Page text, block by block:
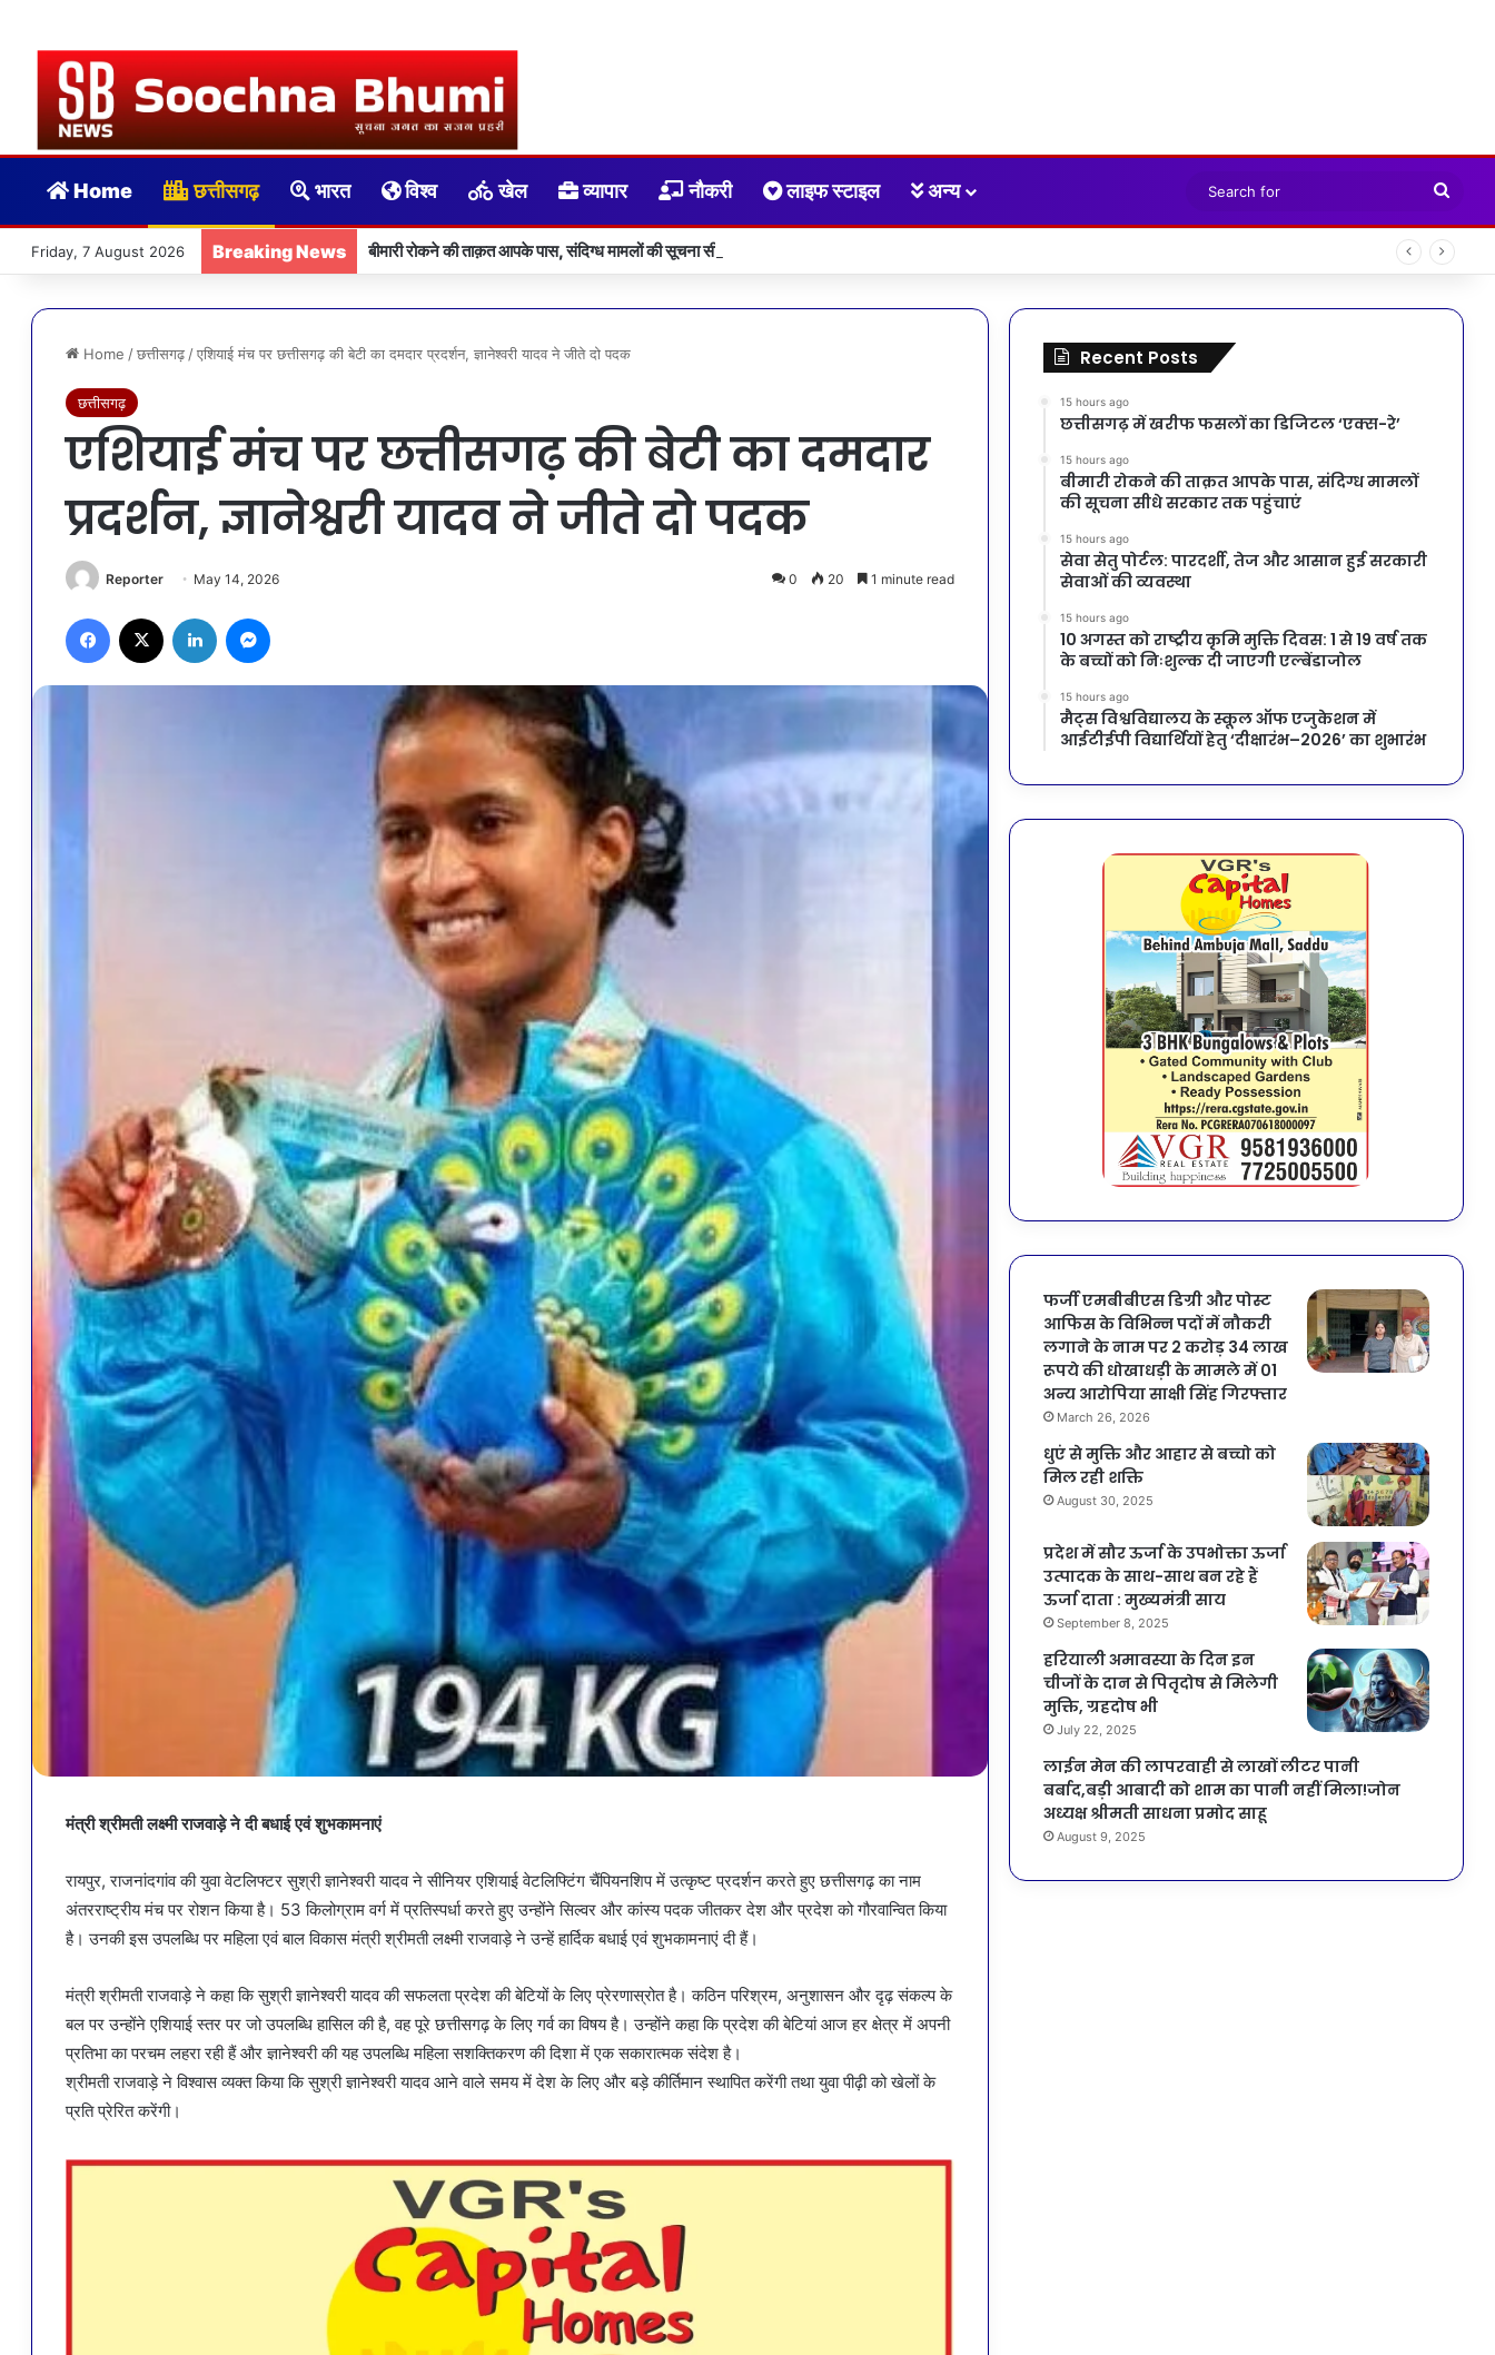
Home छत्तीसगढ़ भारत विश्व खेल व्यापार नौकरी लाइफ स्टाइल अन्य
for
Friday, 7 August 2026 Breaking News बीमारी रोकने की ताक़त आपके पास, संदिग्ध मामलों की सूचना सीधे सरकार तक पहुंचाएं
Home / छत्तीसगढ़ / एशियाई मंच पर छत्तीसगढ़ की बेटी का दमदार प्रदर्शन, ज्ञानेश्वरी यादव ने जीते दो पदक
छत्तीसगढ़
एशियाई मंच पर छत्तीसगढ़ की बेटी का दमदार
प्रदर्शन, ज्ञानेश्वरी यादव ने जीते दो पदक
Reporter May 14, 2026 0 20 1 minute read
Facebook LinkedIn
मंत्री श्रीमती लक्ष्मी राजवाड़े ने दी बधाई एवं शुभकामनाएं
रायपुर, राजनांदगांव की युवा वेटलिफ्टर सुश्री ज्ञानेश्वरी यादव ने सीनियर एशियाई वेटलिफ्टिंग चैंपियनशिप में उत्कृष्ट प्रदर्शन करते हुए छत्तीसगढ़ का नाम
अंतरराष्ट्रीय मंच पर रोशन किया है। 53 किलोग्राम वर्ग में प्रतिस्पर्धा करते हुए उन्होंने सिल्वर और कांस्य पदक जीतकर देश और प्रदेश को गौरवान्वित किया
है। उनकी इस उपलब्धि पर महिला एवं बाल विकास मंत्री श्रीमती लक्ष्मी राजवाड़े ने उन्हें हार्दिक बधाई एवं शुभकामनाएं दी हैं।
मंत्री श्रीमती राजवाड़े ने कहा कि सुश्री ज्ञानेश्वरी यादव की सफलता प्रदेश की बेटियों के लिए प्रेरणास्रोत है। कठिन परिश्रम, अनुशासन और दृढ़ संकल्प के
बल पर उन्होंने एशियाई स्तर पर जो उपलब्धि हासिल की है, वह पूरे छत्तीसगढ़ के लिए गर्व का विषय है। उन्होंने कहा कि प्रदेश की बेटियां आज हर क्षेत्र में अपनी
प्रतिभा का परचम लहरा रही हैं और ज्ञानेश्वरी की यह उपलब्धि महिला सशक्तिकरण की दिशा में एक सकारात्मक संदेश है।
श्रीमती राजवाड़े ने विश्वास व्यक्त किया कि सुश्री ज्ञानेश्वरी यादव आने वाले समय में देश के लिए और बड़े कीर्तिमान स्थापित करेंगी तथा युवा पीढ़ी को खेलों के
प्रति प्रेरित करेंगी।
Recent Posts
15 hours ago
छत्तीसगढ़ में खरीफ फसलों का डिजिटल ‘एक्स-रे’
15 hours ago
बीमारी रोकने की ताक़त आपके पास, संदिग्ध मामलों
की सूचना सीधे सरकार तक पहुंचाएं
15 hours ago
सेवा सेतु पोर्टल: पारदर्शी, तेज और आसान हुई सरकारी
सेवाओं की व्यवस्था
15 hours ago
10 अगस्त को राष्ट्रीय कृमि मुक्ति दिवस: 1 से 19 वर्ष तक
के बच्चों को निःशुल्क दी जाएगी एल्बेंडाजोल
15 hours ago
मैट्स विश्वविद्यालय के स्कूल ऑफ एजुकेशन में
आईटीईपी विद्यार्थियों हेतु ‘दीक्षारंभ–2026’ का शुभारंभ
फर्जी एमबीबीएस डिग्री और पोस्ट
आफिस के विभिन्न पदों में नौकरी
लगाने के नाम पर 2 करोड़ 34 लाख
रूपये की धोखाधड़ी के मामले में 01
अन्य आरोपिया साक्षी सिंह गिरफ्तार
March 26, 2026
धुएं से मुक्ति और आहार से बच्चो को
मिल रही शक्ति
August 30, 2025
प्रदेश में सौर ऊर्जा के उपभोक्ता ऊर्जा
उत्पादक के साथ-साथ बन रहे हैं
ऊर्जा दाता : मुख्यमंत्री साय
September 8, 2025
हरियाली अमावस्या के दिन इन
चीजों के दान से पितृदोष से मिलेगी
मुक्ति, ग्रहदोष भी
July 22, 2025
लाईन मेन की लापरवाही से लाखों लीटर पानी
बर्बाद,बड़ी आबादी को शाम का पानी नहीं मिला!जोन
अध्यक्ष श्रीमती साधना प्रमोद साहू
August 9, 2025